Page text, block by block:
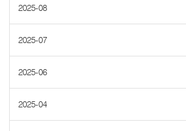
2025-08
2025-07
2025-06
2025-04